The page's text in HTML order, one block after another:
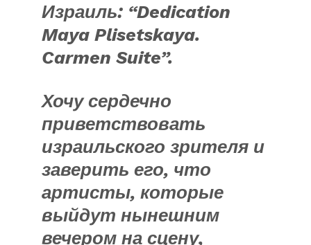
Израиль: “Dedication
Maya Plisetskaya.
Carmen Suite”.
Хочу сердечно
приветствовать
израильского зрителя и
заверить его, что
артисты, которые
выйдут нынешним
вечером на сцену,